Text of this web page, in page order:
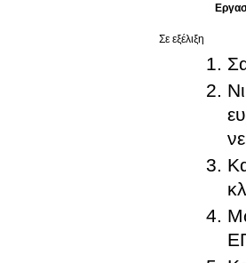
Σε εξέλιξη